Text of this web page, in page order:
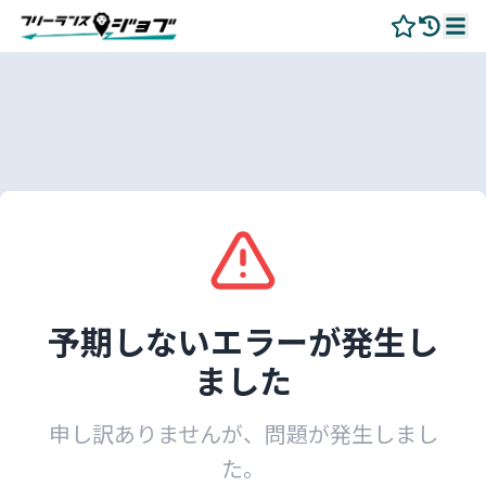
予期しないエラーが発生し
ました
申し訳ありませんが、問題が発生しまし
た。